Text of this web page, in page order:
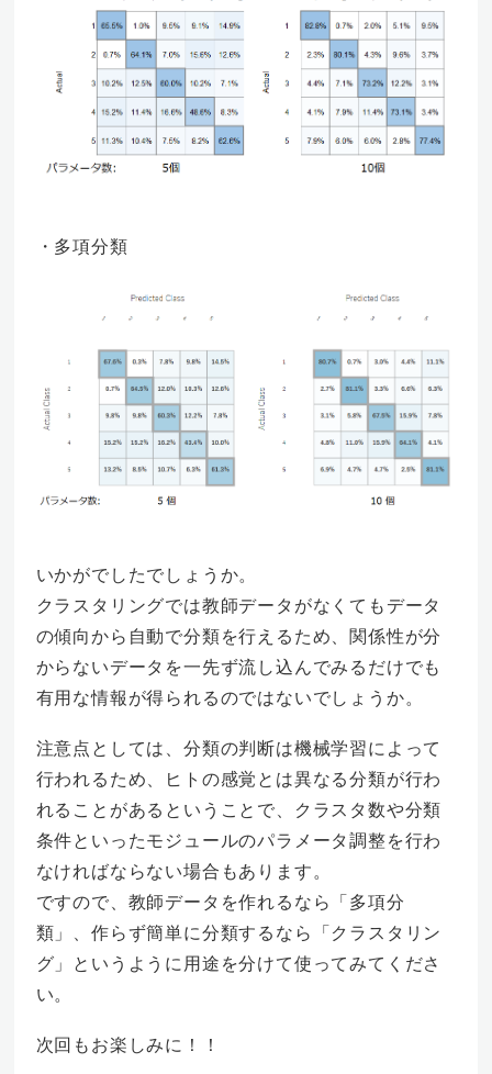
・多項分類
いかがでしたでしょうか。
クラスタリングでは教師データがなくてもデータ
の傾向から自動で分類を行えるため、関係性が分
からないデータを一先ず流し込んでみるだけでも
有用な情報が得られるのではないでしょうか。
注意点としては、分類の判断は機械学習によって
行われるため、ヒトの感覚とは異なる分類が行わ
れることがあるということで、クラスタ数や分類
条件といったモジュールのパラメータ調整を行わ
なければならない場合もあります。
ですので、教師データを作れるなら「多項分
類」、作らず簡単に分類するなら「クラスタリン
グ」というように用途を分けて使ってみてくださ
い。
次回もお楽しみに！！